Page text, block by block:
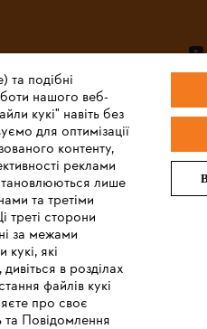
та подібні
нашого веб-
кукі" навіть без
для оптимізації
контенту,
реклами
лише
та третіми
сторони
за межами
які
в розділах
файлів кукі
про своє
та Повідомлення